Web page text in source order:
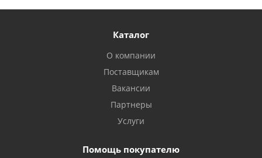
Каталог
О компании
Поставщикам
Вакансии
Партнеры
Услуги
Помощь покупателю